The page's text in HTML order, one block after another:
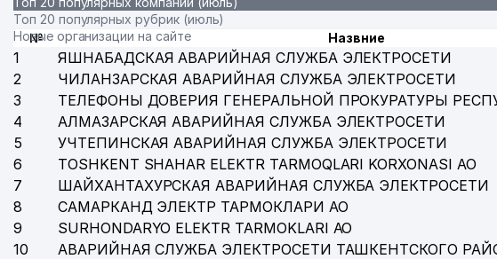
33 ЛАШКАРБЕГИ МАХАЛЛИНСКИЙ КОМИТЕТ
Топ 20 популярных рубрик (июль)
Новые организации на сайте
№ Назвние
1 ЯШНАБАДСКАЯ АВАРИЙНАЯ СЛУЖБА ЭЛЕКТРОСЕТИ
2
ЧИЛАНЗАРСКАЯ АВАРИЙНАЯ СЛУЖБА ЭЛЕКТРОСЕТИ
3
ТЕЛЕФОНЫ ДОВЕРИЯ ГЕНЕРАЛЬНОЙ ПРОКУРАТУРЫ
4
АЛМАЗАРСКАЯ АВАРИЙНАЯ СЛУЖБА ЭЛЕКТРОСЕТИ
5
УЧТЕПИНСКАЯ АВАРИЙНАЯ СЛУЖБА ЭЛЕКТРОСЕТИ
6
TOSHKENT SHAHAR ELEKTR TARMOQLARI KORXONASI АО
7
ШАЙХАНТАХУРСКАЯ АВАРИЙНАЯ СЛУЖБА ЭЛЕКТРОСЕТИ
8
САМАРКАНД ЭЛЕКТР ТАРМОКЛАРИ АО
9
SURHONDARYO ELEKTR TARMOKLARI АО
10
АВАРИЙНАЯ СЛУЖБА ЭЛЕКТРОСЕТИ ТАШКЕНТСКОГО